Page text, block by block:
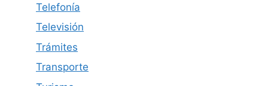
Telefonía
Televisión
Trámites
Transporte